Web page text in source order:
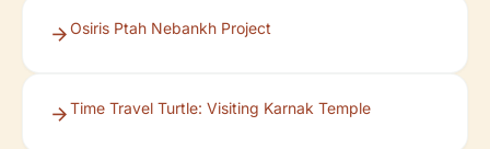
Osiris Ptah Nebankh Project
Time Travel Turtle: Visiting Karnak Temple